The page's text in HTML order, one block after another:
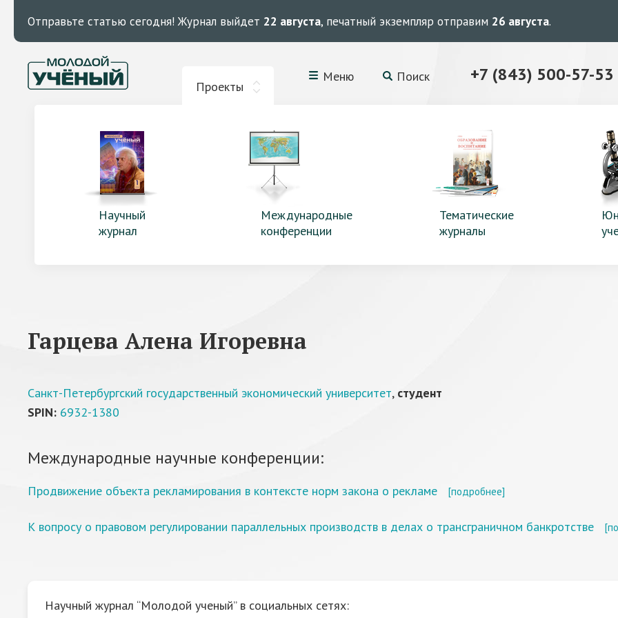
Отправьте статью сегодня! Журнал выйдет 22 августа, печатный экземпляр отправим 26 августа.
Проекты
Меню Поиск +7 (843) 500-57-53
Научный
журнал
Международные
конференции
Тематические
журналы
Гарцева Алена Игоревна
Санкт-Петербургский государственный экономический университет, студент
SPIN: 6932-1380
Международные научные конференции:
Продвижение объекта рекламирования в контексте норм закона о рекламе [подробнее]
К вопросу о правовом регулировании параллельных производств в делах о трансграничном банкротстве
Научный журнал “Молодой ученый” в социальных сетях: